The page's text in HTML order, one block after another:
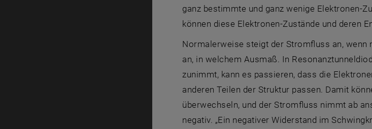
ganz bestimmte und ganz wenige Elektronen-
können diese Elektronen-Zustände und deren
Normalerweise steigt der Stromfluss an,
an, in welchem Ausmaß. In
zunimmt, kann es passieren, dass die
anderen Teilen der Struktur passen. Damit
überwechseln, und der Stromfluss nimmt ab
negativ. „Ein negativer Widerstand im